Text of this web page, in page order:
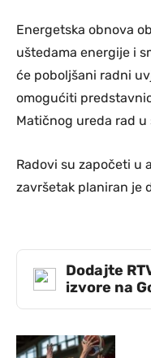
Energetska obnova
uštedama energije i
će poboljšani radni
omogućiti
Matičnog ureda rad
Radovi su započeti u
završetak planiran je
Dodajte
izvore na